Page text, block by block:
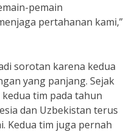
pemain
pertahanan kami,”
sorotan karena kedua
yang panjang. Sejak
tim pada tahun
dan Uzbekistan terus
Kedua tim juga pernah